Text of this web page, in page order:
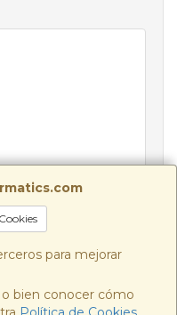
para mejorar
bien conocer cómo
19:30 Sábados